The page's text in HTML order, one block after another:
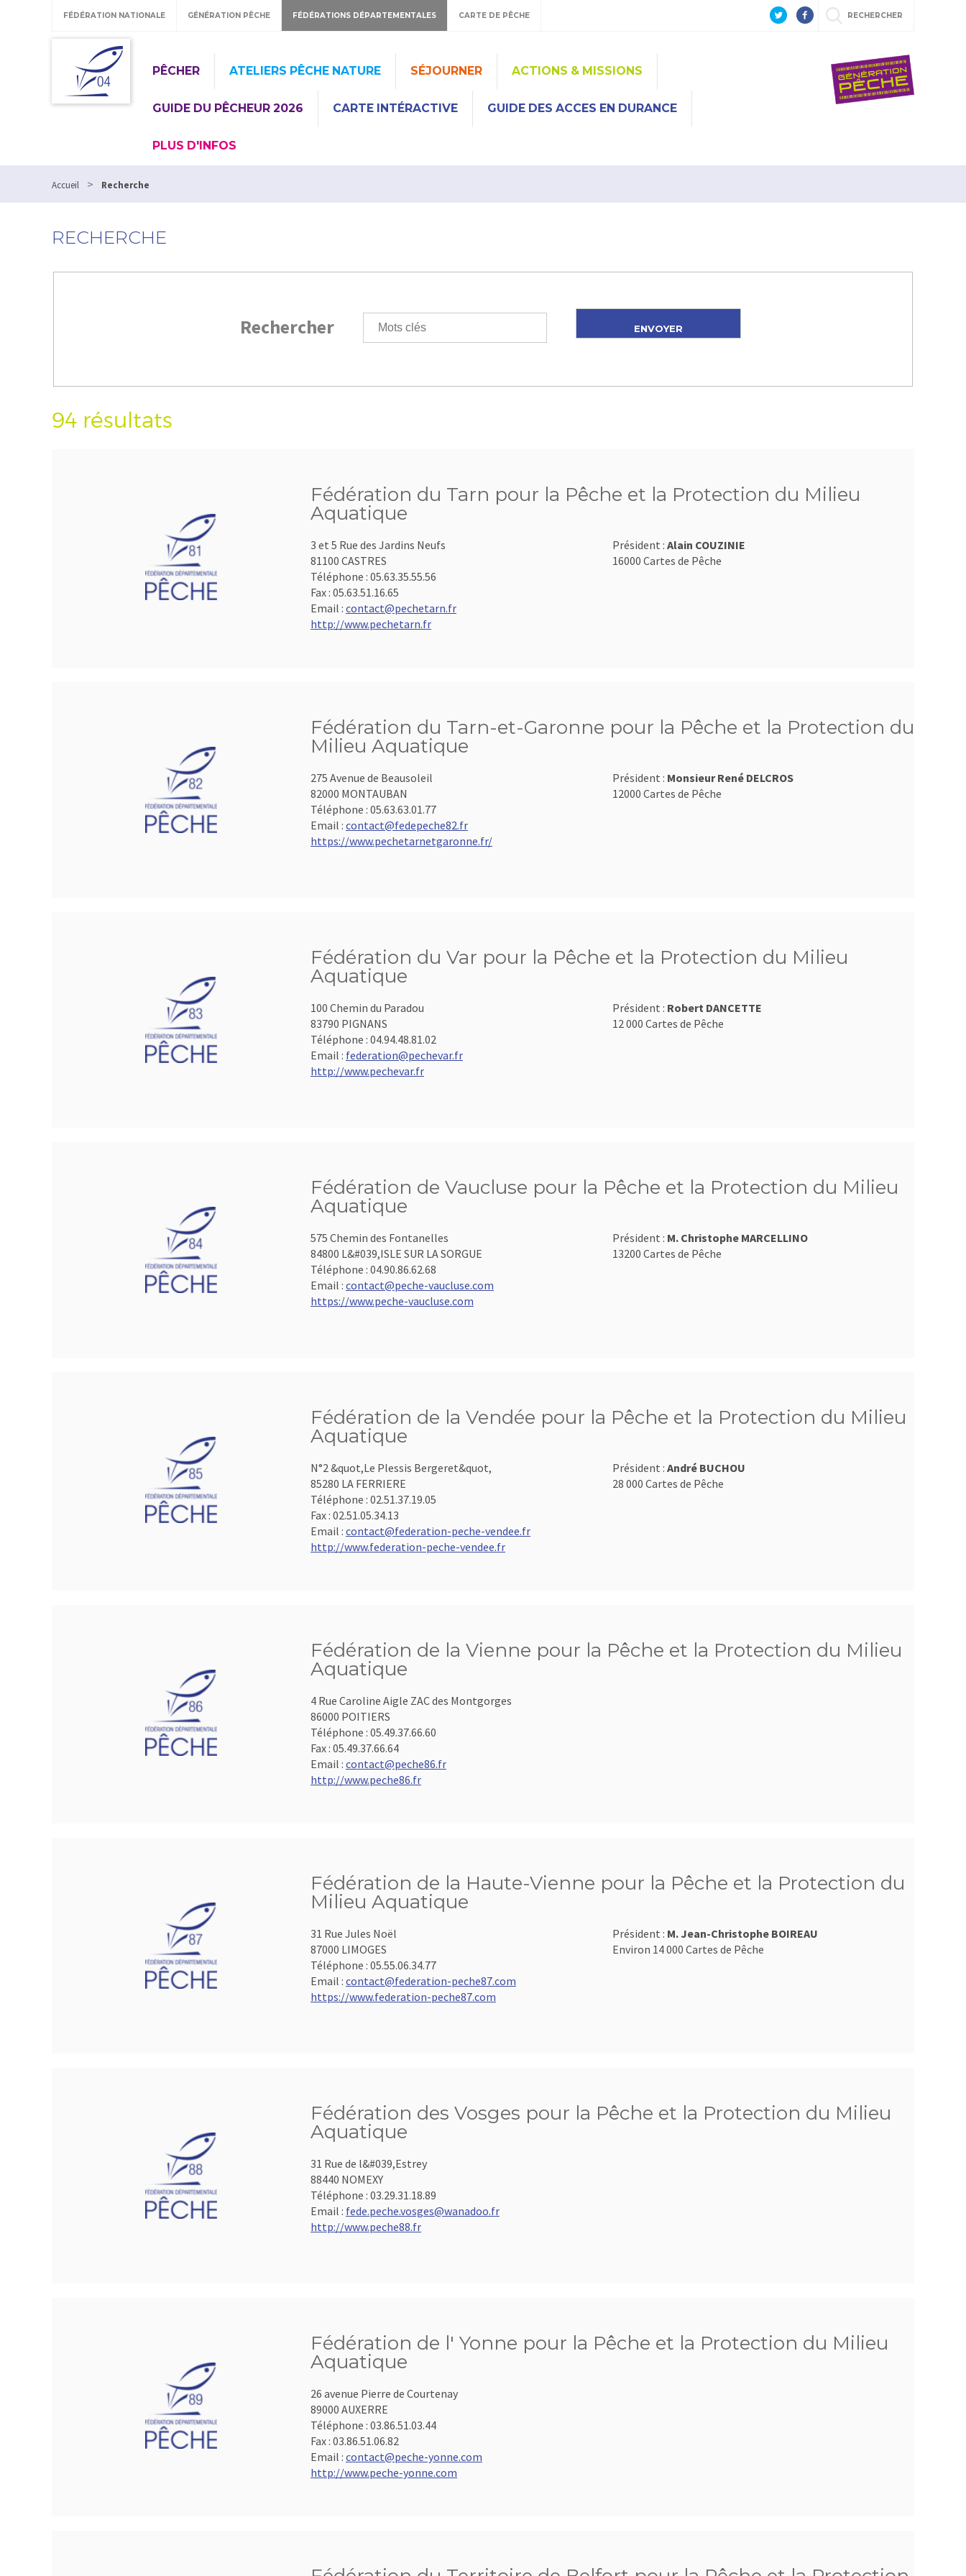
FÉDÉRATION NATIONALE GÉNÉRATION PÊCHE FÉDÉRATIONS DÉPARTEMENTALES CARTE DE PÊCHE RECHERCHER
PÊCHER ATELIERS PÊCHE NATURE SÉJOURNER ACTIONS & MISSIONS
GUIDE DU PÊCHEUR 2026 CARTE INTÉRACTIVE GUIDE DES ACCES EN DURANCE
PLUS D'INFOS
Accueil > Recherche
RECHERCHE
Rechercher
94 résultats
Fédération du Tarn pour la Pêche et la Protection du Milieu
Aquatique
3 et 5 Rue des Jardins Neufs
81100 CASTRES
Téléphone : 05.63.35.55.56
Fax : 05.63.51.16.65
Email : contact@pechetarn.fr
http://www.pechetarn.fr
Président : Alain COUZINIE
16000 Cartes de Pêche
Fédération du Tarn-et-Garonne pour la Pêche et la Protection du
Milieu Aquatique
275 Avenue de Beausoleil
82000 MONTAUBAN
Téléphone : 05.63.63.01.77
Email : contact@fedepeche82.fr
https://www.pechetarnetgaronne.fr/
Président : Monsieur René DELCROS
12000 Cartes de Pêche
Fédération du Var pour la Pêche et la Protection du Milieu
Aquatique
100 Chemin du Paradou
83790 PIGNANS
Téléphone : 04.94.48.81.02
Email : federation@pechevar.fr
http://www.pechevar.fr
Président : Robert DANCETTE
12 000 Cartes de Pêche
Fédération de Vaucluse pour la Pêche et la Protection du Milieu
Aquatique
575 Chemin des Fontanelles
84800 L&#039,ISLE SUR LA SORGUE
Téléphone : 04.90.86.62.68
Email : contact@peche-vaucluse.com
https://www.peche-vaucluse.com
Président : M. Christophe MARCELLINO
13200 Cartes de Pêche
Fédération de la Vendée pour la Pêche et la Protection du Milieu
Aquatique
N°2 &quot,Le Plessis Bergeret&quot,
85280 LA FERRIERE
Téléphone : 02.51.37.19.05
Fax : 02.51.05.34.13
Email : contact@federation-peche-vendee.fr
http://www.federation-peche-vendee.fr
Président : André BUCHOU
28 000 Cartes de Pêche
Fédération de la Vienne pour la Pêche et la Protection du Milieu
Aquatique
4 Rue Caroline Aigle ZAC des Montgorges
86000 POITIERS
Téléphone : 05.49.37.66.60
Fax : 05.49.37.66.64
Email : contact@peche86.fr
http://www.peche86.fr
Fédération de la Haute-Vienne pour la Pêche et la Protection du
Milieu Aquatique
31 Rue Jules Noël
87000 LIMOGES
Téléphone : 05.55.06.34.77
Email : contact@federation-peche87.com
https://www.federation-peche87.com
Président : M. Jean-Christophe BOIREAU
Environ 14 000 Cartes de Pêche
Fédération des Vosges pour la Pêche et la Protection du Milieu
Aquatique
31 Rue de l&#039,Estrey
88440 NOMEXY
Téléphone : 03.29.31.18.89
Email : fede.peche.vosges@wanadoo.fr
http://www.peche88.fr
Fédération de l' Yonne pour la Pêche et la Protection du Milieu
Aquatique
26 avenue Pierre de Courtenay
89000 AUXERRE
Téléphone : 03.86.51.03.44
Fax : 03.86.51.06.82
Email : contact@peche-yonne.com
http://www.peche-yonne.com